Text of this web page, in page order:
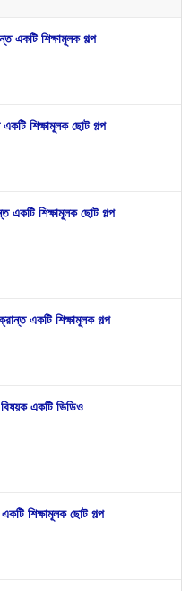
একটি শিক্ষামূলক গল্প
একটি শিক্ষামূলক ছোট গল্প
একটি শিক্ষামূলক ছোট গল্প
একটি শিক্ষামূলক গল্প
একটি ভিডিও
শিক্ষামূলক ছোট গল্প